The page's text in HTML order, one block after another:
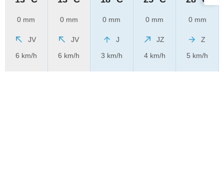
0 mm
JV
6 km/h
0 mm
JV
6 km/h
0 mm
J
3 km/h
0 mm
JZ
4 km/h
0 mm
Z
5 km/h